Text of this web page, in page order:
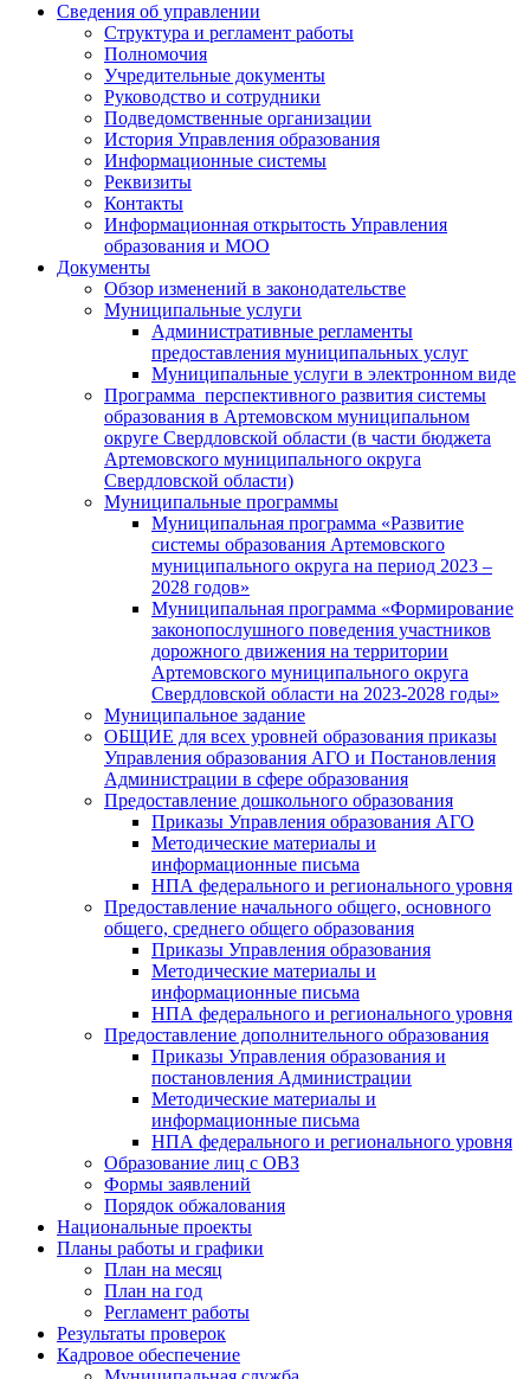
Сведения об управлении
Структура и регламент работы
Полномочия
Учредительные документы
Руководство и сотрудники
Подведомственные организации
История Управления образования
Информационные системы
Реквизиты
Контакты
Информационная открытость Управления
образования и МОО
Документы
Обзор изменений в законодательстве
Муниципальные услуги
Административные регламенты
предоставления муниципальных услуг
Муниципальные услуги в электронном виде
Программа перспективного развития системы
образования в Артемовском муниципальном
округе Свердловской области (в части бюджета
Артемовского муниципального округа
Свердловской области)
Муниципальные программы
Муниципальная программа «Развитие
системы образования Артемовского
муниципального округа на период 2023 –
2028 годов»
Муниципальная программа «Формирование
законопослушного поведения участников
дорожного движения на территории
Артемовского муниципального округа
Свердловской области на 2023-2028 годы»
Муниципальное задание
ОБЩИЕ для всех уровней образования приказы
Управления образования АГО и Постановления
Администрации в сфере образования
Предоставление дошкольного образования
Приказы Управления образования АГО
Методические материалы и
информационные письма
НПА федерального и регионального уровня
Предоставление начального общего, основного
общего, среднего общего образования
Приказы Управления образования
Методические материалы и
информационные письма
НПА федерального и регионального уровня
Предоставление дополнительного образования
Приказы Управления образования и
постановления Администрации
Методические материалы и
информационные письма
НПА федерального и регионального уровня
Образование лиц с ОВЗ
Формы заявлений
Порядок обжалования
Национальные проекты
Планы работы и графики
План на месяц
План на год
Регламент работы
Результаты проверок
Кадровое обеспечение